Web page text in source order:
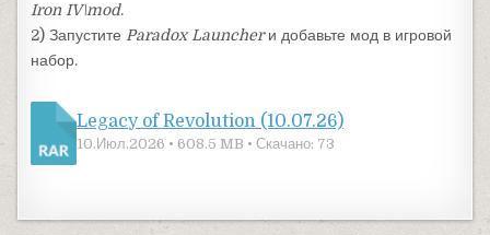
Iron IV\mod.
2) Запустите Paradox Launcherи добавьте мод в игровой
набор.
Legacy of Revolution (10.07.26)
10.Июл.2026 • 608.5 MB • Скачано: 73